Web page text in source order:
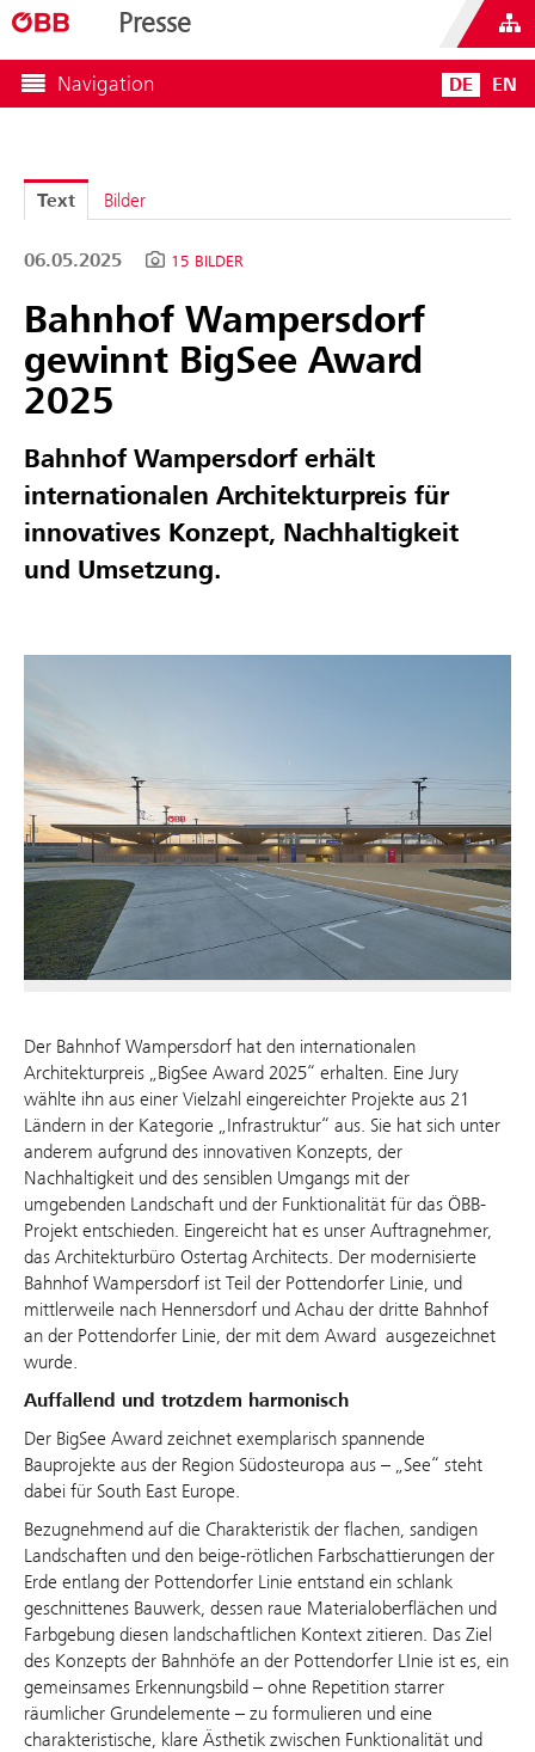
Presse
Navigation DE EN
Text Bilder
06.05.2025 15 BILDER
Bahnhof Wampersdorf
gewinnt BigSee Award
2025
Bahnhof Wampersdorf erhält
internationalen Architekturpreis für
innovatives Konzept, Nachhaltigkeit
und Umsetzung.
Der Bahnhof Wampersdorf hat den internationalen
Architekturpreis „BigSee Award 2025“ erhalten. Eine Jury
wählte ihn aus einer Vielzahl eingereichter Projekte aus 21
Ländern in der Kategorie „Infrastruktur“ aus. Sie hat sich unter
anderem aufgrund des innovativen Konzepts, der
Nachhaltigkeit und des sensiblen Umgangs mit der
umgebenden Landschaft und der Funktionalität für das ÖBB-
Projekt entschieden. Eingereicht hat es unser Auftragnehmer,
das Architekturbüro Ostertag Architects. Der modernisierte
Bahnhof Wampersdorf ist Teil der Pottendorfer Linie, und
mittlerweile nach Hennersdorf und Achau der dritte Bahnhof
an der Pottendorfer Linie, der mit dem Award ausgezeichnet
wurde.
Auffallend und trotzdem harmonisch
Der BigSee Award zeichnet exemplarisch spannende
Bauprojekte aus der Region Südosteuropa aus – „See“ steht
dabei für South East Europe.
Bezugnehmend auf die Charakteristik der flachen, sandigen
Landschaften und den beige-rötlichen Farbschattierungen der
Erde entlang der Pottendorfer Linie entstand ein schlank
geschnittenes Bauwerk, dessen raue Materialoberflächen und
Farbgebung diesen landschaftlichen Kontext zitieren. Das Ziel
des Konzepts der Bahnhöfe an der Pottendorfer LInie ist es, ein
gemeinsames Erkennungsbild – ohne Repetition starrer
räumlicher Grundelemente – zu formulieren und eine
charakteristische, klare Ästhetik zwischen Funktionalität und